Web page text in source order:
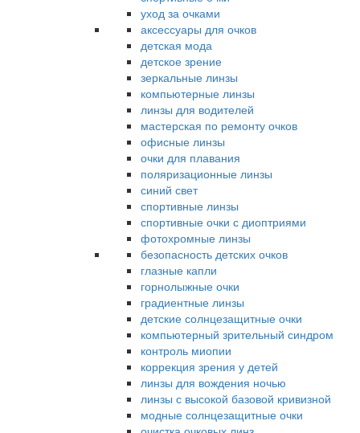
уход за очками
аксессуары для очков
детская мода
детское зрение
зеркальные линзы
компьютерные линзы
линзы для водителей
мастерская по ремонту очков
офисные линзы
очки для плавания
поляризационные линзы
синий свет
спортивные линзы
спортивные очки с диоптриями
фотохромные линзы
безопасность детских очков
глазные капли
горнолыжные очки
градиентные линзы
детские солнцезащитные очки
компьютерный зрительный синдром
контроль миопии
коррекция зрения у детей
линзы для вождения ночью
линзы с высокой базовой кривизной
модные солнцезащитные очки